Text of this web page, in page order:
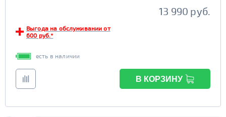
13 990 руб.
Выгода на обслуживании от
600 руб.*
есть в наличии
В КОРЗИНУ